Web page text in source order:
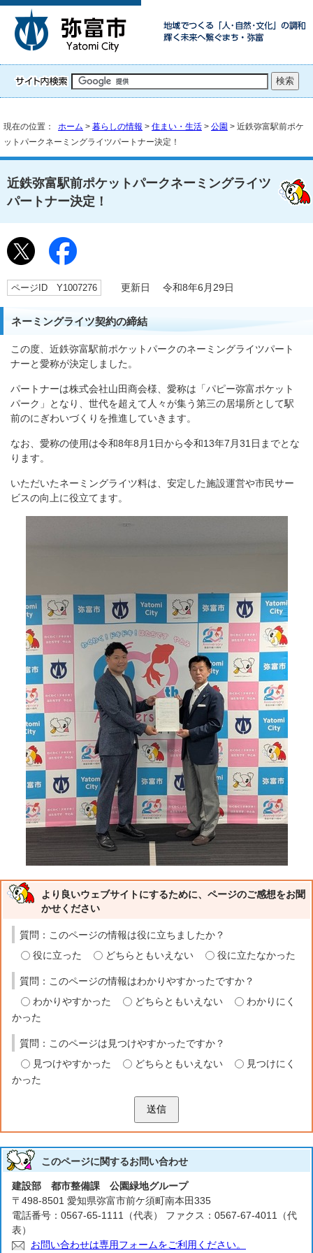
現在の位置： ホーム > 暮らしの情報 > 住まい・生活 > 公園 > 近鉄弥富駅前ポケ
ットパークネーミングライツパートナー決定！
近鉄弥富駅前ポケットパークネーミングライツ
パートナー決定！
ページID Y1007276 更新日 令和8年6月29日
ネーミングライツ契約の締結
この度、近鉄弥富駅前ポケットパークのネーミングライツパート
ナーと愛称が決定しました。
パートナーは株式会社山田商会様、愛称は「パピー弥富ポケット
パーク」となり、世代を超えて人々が集う第三の居場所として駅
前のにぎわいづくりを推進していきます。
なお、愛称の使用は令和8年8月1日から令和13年7月31日までとな
ります。
いただいたネーミングライツ料は、安定した施設運営や市民サー
ビスの向上に役立てます。
より良いウェブサイトにするために、ページのご感想をお聞
かせください
質問：このページの情報は役に立ちましたか？
役に立った
どちらともいえない 役に立たなかった
質問：このページの情報はわかりやすかったですか？
わかりやすかった
どちらともいえない
わかりにく
かった
質問：このページは見つけやすかったですか？
見つけやすかった
どちらともいえない
見つけにく
かった
送信
このページに関するお問い合わせ
建設部 都市整備課 公園緑地グループ
〒498-8501 愛知県弥富市前ケ須町南本田335
電話番号：0567-65-1111（代表） ファクス：0567-67-4011（代
表）
お問い合わせは専用フォームをご利用ください。